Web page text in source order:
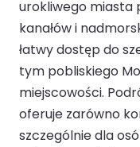
urokliwego miasta
kanałów i
łatwy dostęp do
tym pobliskiego
miejscowości.
oferuje zarówno
szczególnie dla